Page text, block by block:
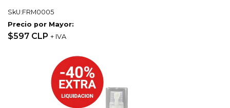
SkU:FRM0005
Precio por Mayor:
$597 CLP + IVA